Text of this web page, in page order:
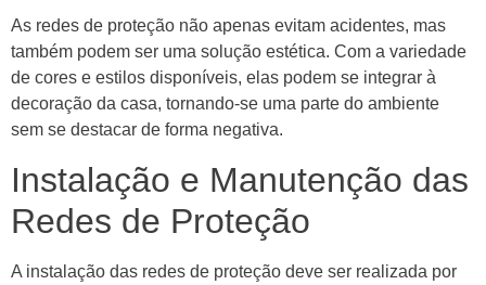
As redes de proteção não apenas evitam acidentes, mas
também podem ser uma solução estética. Com a variedade
de cores e estilos disponíveis, elas podem se integrar à
decoração da casa, tornando-se uma parte do ambiente
sem se destacar de forma negativa.
Instalação e Manutenção das
Redes de Proteção
A instalação das redes de proteção deve ser realizada por